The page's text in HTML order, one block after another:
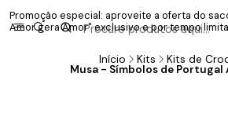
Promoção especial: aproveite a oferta do
Amor gera Amor" exclusivo e por tempo
Início Kits Kits de
Musa - Símbolos de Portugal